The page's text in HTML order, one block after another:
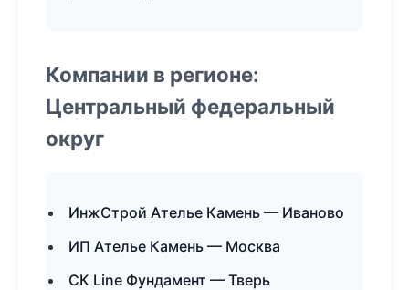
Компании в регионе:
Центральный федеральный
округ
ИнжСтрой Ателье Камень — Иваново
ИП Ателье Камень — Москва
СК Line Фундамент — Тверь